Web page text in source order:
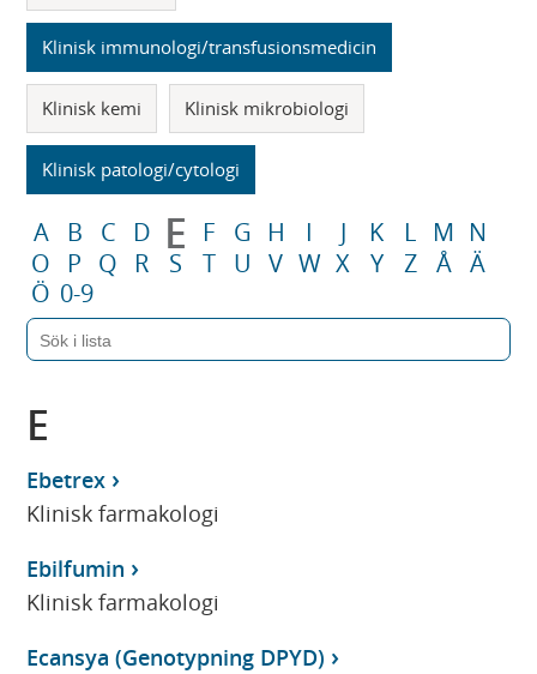
Klinisk immunologi/transfusionsmedicin
Klinisk kemi Klinisk mikrobiologi
Klinisk patologi/cytologi
A B C D E F G H I J K L M N
O
P Q R S T U V W X Y Z Å Ä
Ö 0-9
E
Ebetrex
Klinisk farmakologi
Ebilfumin
Klinisk farmakologi
Ecansya (Genotypning DPYD)